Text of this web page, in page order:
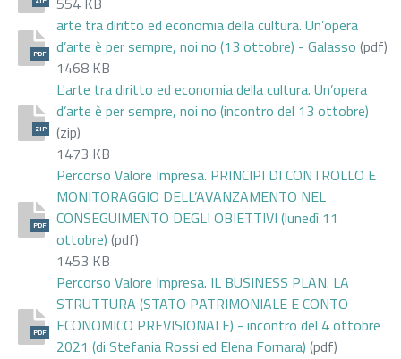
PDF
arte tra diritto ed economia della cultura. Un’opera
d’arte è per sempre, noi no (13 ottobre) - Galasso (pdf)
1468 KB
ZIP
L'arte tra diritto ed economia della cultura. Un’opera
d’arte è per sempre, noi no (incontro del 13 ottobre)
(zip)
1473 KB
PDF
Percorso Valore Impresa. PRINCIPI DI CONTROLLO E
MONITORAGGIO DELL’AVANZAMENTO NEL
CONSEGUIMENTO DEGLI OBIETTIVI (lunedì 11
ottobre) (pdf)
1453 KB
PDF
Percorso Valore Impresa. IL BUSINESS PLAN. LA
STRUTTURA (STATO PATRIMONIALE E CONTO
ECONOMICO PREVISIONALE) - incontro del 4 ottobre
2021 (di Stefania Rossi ed Elena Fornara) (pdf)